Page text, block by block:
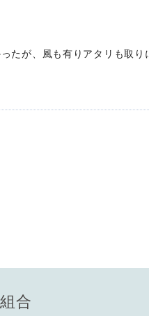
たが、風も有りアタリも取り
合